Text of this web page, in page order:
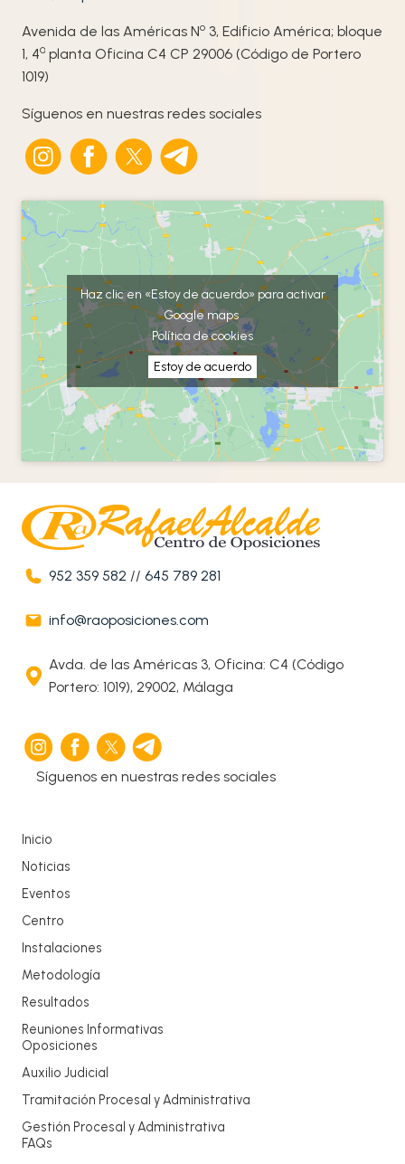
Avenida de las Américas No 3, Edificio América; bloque
1, 4ª planta Oficina C4 CP 29006 (Código de Portero
1019)
Síguenos en nuestras redes sociales
Haz clic en «Estoy de acuerdo» para activar
Google maps
Política de cookies
Estoy de acuerdo
952 359 582 //645 789 281
info@raoposiciones.com
Avda. de las Américas 3, Oficina: C4 (Código
Portero: 1019), 29002, Málaga
Síguenos en nuestras redes sociales
Inicio
Noticias
Eventos
Centro
Instalaciones
Metodología
Resultados
Reuniones Informativas
Oposiciones
Auxilio Judicial
Tramitación Procesal y Administrativa
Gestión Procesal y Administrativa
FAQs